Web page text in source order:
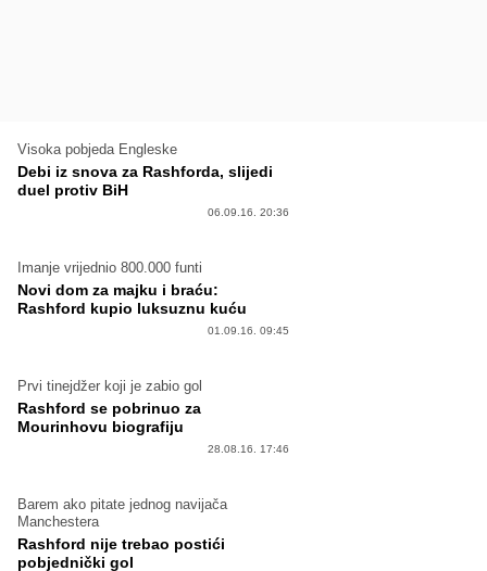
Visoka pobjeda Engleske
Debi iz snova za Rashforda, slijedi
duel protiv BiH
06.09.16. 20:36
Imanje vrijednio 800.000 funti
Novi dom za majku i braću:
Rashford kupio luksuznu kuću
01.09.16. 09:45
Prvi tinejdžer koji je zabio gol
Rashford se pobrinuo za
Mourinhovu biografiju
28.08.16. 17:46
Barem ako pitate jednog navijača
Manchestera
Rashford nije trebao postići
pobjednički gol